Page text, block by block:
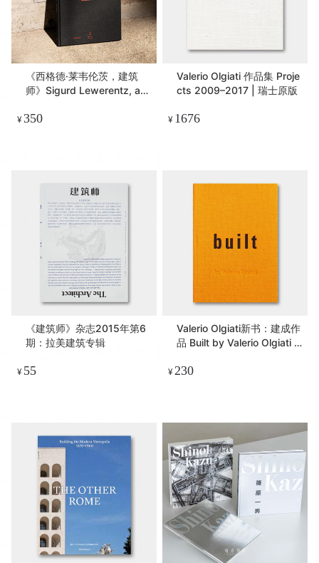
《西格德·莱韦伦茨，建筑
师》Sigurd Lewerentz, arc
¥350
Valerio Olgiati 作品集 Proje
cts 2009–2017 | 瑞士原版
¥ 1676
《建筑师》杂志2015年第6
期：拉美建筑专辑
¥ 55
Valerio Olgiati新书：建成作
品 Built by Valerio Olgiati |
¥230